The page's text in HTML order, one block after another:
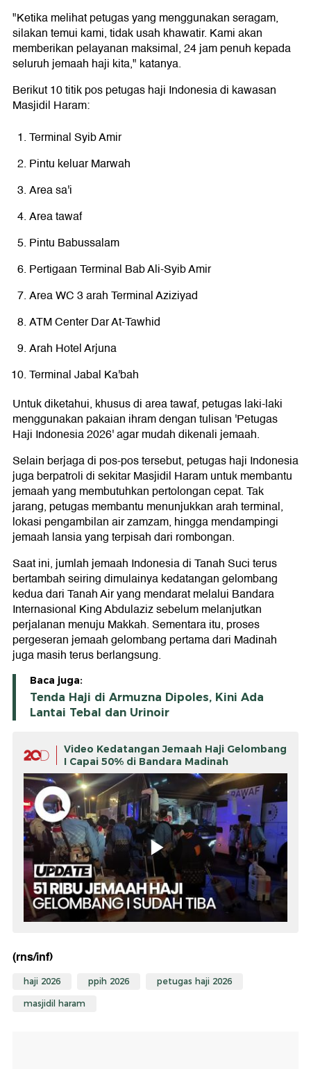
"Ketika melihat petugas yang menggunakan seragam,
silakan temui kami, tidak usah khawatir. Kami akan
memberikan pelayanan maksimal, 24 jam penuh kepada
seluruh jemaah haji kita," katanya.
Berikut 10 titik pos petugas haji Indonesia di kawasan
Masjidil Haram:
Terminal Syib Amir
Pintu keluar Marwah
Area sa'i
Area tawaf
Pintu Babussalam
Pertigaan Terminal Bab Ali-Syib Amir
Area WC 3 arah Terminal Aziziyad
ATM Center Dar At-Tawhid
Arah Hotel Arjuna
Terminal Jabal Ka'bah
Untuk diketahui, khusus di area tawaf, petugas laki-laki
menggunakan pakaian ihram dengan tulisan 'Petugas
Haji Indonesia 2026' agar mudah dikenali jemaah.
Selain berjaga di pos-pos tersebut, petugas haji Indonesia
juga berpatroli di sekitar Masjidil Haram untuk membantu
jemaah yang membutuhkan pertolongan cepat. Tak
jarang, petugas membantu menunjukkan arah terminal,
lokasi pengambilan air zamzam, hingga mendampingi
jemaah lansia yang terpisah dari rombongan.
Saat ini, jumlah jemaah Indonesia di Tanah Suci terus
bertambah seiring dimulainya kedatangan gelombang
kedua dari Tanah Air yang mendarat melalui Bandara
Internasional King Abdulaziz sebelum melanjutkan
perjalanan menuju Makkah. Sementara itu, proses
pergeseran jemaah gelombang pertama dari Madinah
juga masih terus berlangsung.
Baca juga:
Tenda Haji di Armuzna Dipoles, Kini Ada
Lantai Tebal dan Urinoir
Video Kedatangan Jemaah Haji Gelombang
I Capai 50% di Bandara Madinah
(rns/inf)
haji 2026 ppih 2026 petugas haji 2026
masjidil haram